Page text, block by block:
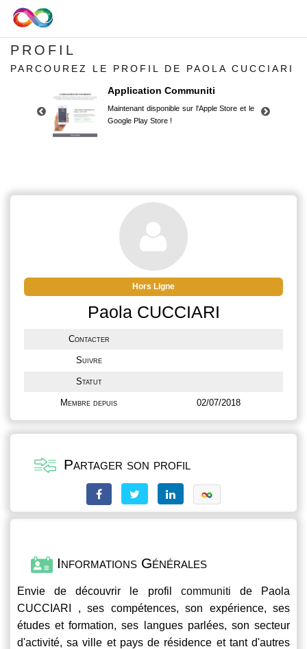
PROFIL
PARCOUREZ LE PROFIL DE PAOLA CUCCIARI
Application Communiti
Maintenant disponible sur l'Apple Store et le
Google Play Store !
Google Play Store !
Hors Ligne
Paola CUCCIARI
Contacter
Suivre
Statut
Membre depuis 02/07/2018
Partager son profil
Informations Générales
Envie de découvrir le profil communiti de Paola
CUCCIARI , ses compétences, son expérience, ses
études et formation, ses langues parlées, son secteur
d'activité, sa ville et pays de résidence et tant d'autres